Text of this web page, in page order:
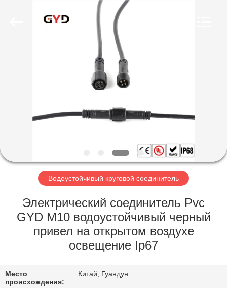
ПУТЕШЕСТВИЕ
ФАБРИКИ
ПРОВЕРКА
КАЧЕСТВА
САЙТА
Водоустойчивый круговой соединитель
Электрический соединитель Pvc
GYD M10 водоустойчивый черный
привел на открытом воздухе
освещение Ip67
Место
происхождения:
Китай, Гуандун